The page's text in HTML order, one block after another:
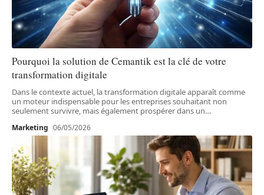
Pourquoi la solution de Cemantik est la clé de votre
transformation digitale
Dans le contexte actuel, la transformation digitale apparaît comme
un moteur indispensable pour les entreprises souhaitant non
seulement survivre, mais également prospérer dans un…
Marketing 06/05/2026